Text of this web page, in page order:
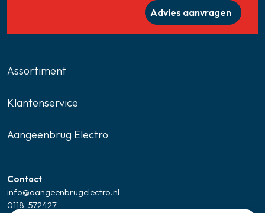
Advies aanvragen
Assortiment
Klantenservice
Aangeenbrug Electro
Contact
info@aangeenbrugelectro.nl
0118-572427